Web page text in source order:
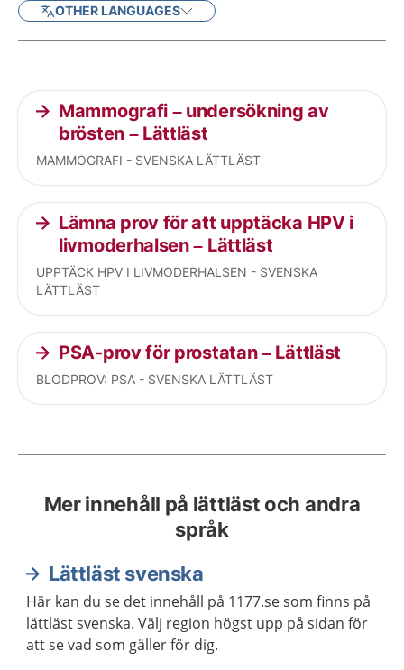
OTHER LANGUAGES
Current articles
Mammografi – undersökning av
brösten – Lättläst
MAMMOGRAFI - SVENSKA LÄTTLÄST
Lämna prov för att upptäcka HPV i
livmoderhalsen – Lättläst
UPPTÄCK HPV I LIVMODERHALSEN - SVENSKA
LÄTTLÄST
PSA-prov för prostatan – Lättläst
BLODPROV: PSA - SVENSKA LÄTTLÄST
Mer innehåll på lättläst och andra
språk
Lättläst svenska
Här kan du se det innehåll på 1177.se som finns på
lättläst svenska. Välj region högst upp på sidan för
att se vad som gäller för dig.